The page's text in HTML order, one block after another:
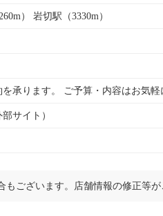
） 岩切駅（3330m）
承ります。 ご予算・内容はお気軽
部サイト）
ございます。店舗情報の修正等が